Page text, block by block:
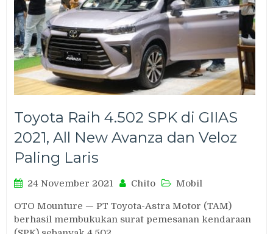
Toyota Raih 4.502 SPK di GIIAS
2021, All New Avanza dan Veloz
Paling Laris
24 November 2021 Chito Mobil
OTO Mounture — PT Toyota-Astra Motor (TAM)
berhasil membukukan surat pemesanan kendaraan